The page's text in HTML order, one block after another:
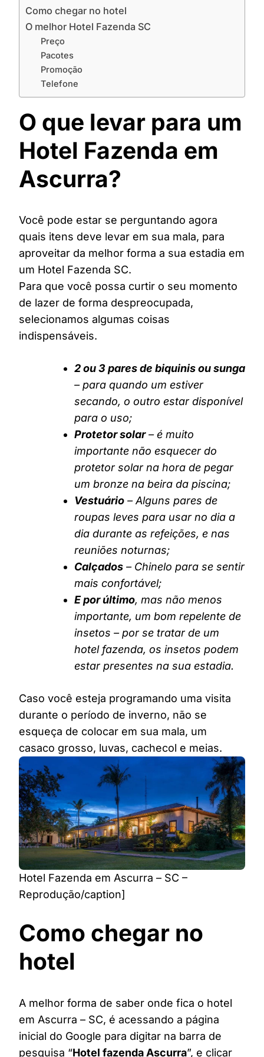
Como chegar no hotel
O melhor Hotel Fazenda SC
Preço
Pacotes
Promoção
Telefone
O que levar para um
Hotel Fazenda em
Ascurra?
Você pode estar se perguntando agora
quais itens deve levar em sua mala, para
aproveitar da melhor forma a sua estadia em
um Hotel Fazenda SC.
Para que você possa curtir o seu momento
de lazer de forma despreocupada,
selecionamos algumas coisas
indispensáveis.
2 ou 3 pares de biquinis ou sunga
– para quando um estiver
secando, o outro estar disponível
para o uso;
Protetor solar– é muito
importante não esquecer do
protetor solar na hora de pegar
um bronze na beira da piscina;
Vestuário – Alguns pares de
roupas leves para usar no dia a
dia durante as refeições, e nas
reuniões noturnas;
Calçados – Chinelo para se sentir
mais confortável;
E por último, mas não menos
importante, um bom repelente de
insetos – por se tratar de um
hotel fazenda, os insetos podem
estar presentes na sua estadia.
Caso você esteja programando uma visita
durante o período de inverno, não se
esqueça de colocar em sua mala, um
casaco grosso, luvas, cachecol e meias.
Hotel Fazenda em Ascurra – SC –
Reprodução/caption]
Como chegar no
hotel
A melhor forma de saber onde fica o hotel
em Ascurra – SC, é acessando a página
inicial do Google para digitar na barra de
pesquisa “Hotel fazenda Ascurra”, e clicar